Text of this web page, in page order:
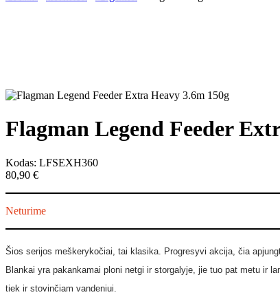
Flagman Legend Feeder
Kodas: LFSEXH360
80,90 €
Neturime
Šios serijos meškerykočiai, tai klasika. Progresyvi akcija, čia
Blankai yra pakankamai ploni netgi ir storgalyje, jie tuo pat metu ir
tiek ir stovinčiam vandeniui.